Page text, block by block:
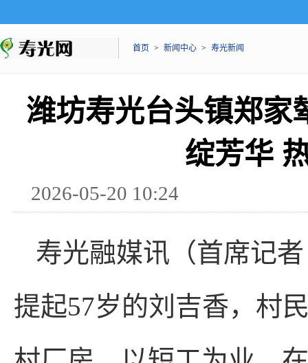
首页 > 新闻中心 > 寿光新闻
潍坊寿光台头镇郑家
绽芳华
2026-05-20 10:24
寿光融媒讯（首席记
提起57岁的刘吉香，村